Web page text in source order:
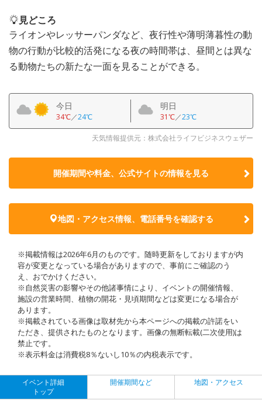
見どころ
ライオンやレッサーパンダなど、夜行性や薄明薄暮性の動
物の行動が比較的活発になる夜の時間帯は、昼間とは異な
る動物たちの新たな一面を見ることができる。
今日
34℃／24℃
明日
31℃／23℃
天気情報提供元：株式会社ライフビジネスウェザー
開催期間や料金、公式サイトの情報を見る
地図・アクセス情報、電話番号を確認する
※掲載情報は2026年6月のものです。随時更新をしておりますが内
容が変更となっている場合がありますので、事前にご確認のう
え、おでかけください。
※自然災害の影響やその他諸事情により、イベントの開催情報、
施設の営業時間、植物の開花・見頃期間などは変更になる場合が
あります。
※掲載されている画像は取材先から本ページへの掲載の許諾をい
ただき、提供されたものとなります。画像の無断転載(二次使用)は
禁止です。
※表示料金は消費税8％ないし10％の内税表示です。
イベント詳細
トップ
開催期間など 地図・アクセス